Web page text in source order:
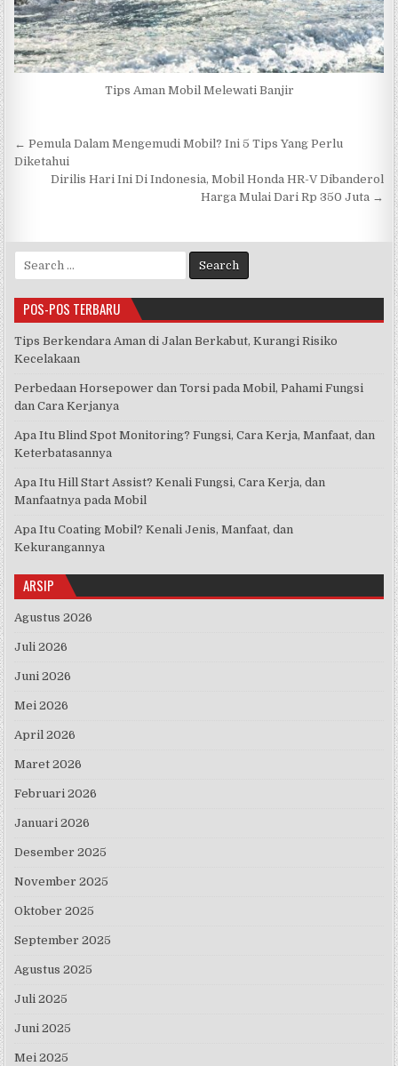
Tips Aman Mobil Melewati Banjir
Navigasi
pos
← Pemula Dalam Mengemudi Mobil? Ini 5 Tips Yang Perlu
Diketahui
Dirilis Hari Ini Di Indonesia, Mobil Honda HR-V Dibanderol
Harga Mulai Dari Rp 350 Juta →
Search
for:
POS-POS TERBARU
Tips Berkendara Aman di Jalan Berkabut, Kurangi Risiko
Kecelakaan
Perbedaan Horsepower dan Torsi pada Mobil, Pahami Fungsi
dan Cara Kerjanya
Apa Itu Blind Spot Monitoring? Fungsi, Cara Kerja, Manfaat, dan
Keterbatasannya
Apa Itu Hill Start Assist? Kenali Fungsi, Cara Kerja, dan
Manfaatnya pada Mobil
Apa Itu Coating Mobil? Kenali Jenis, Manfaat, dan
Kekurangannya
ARSIP
Agustus 2026
Juli 2026
Juni 2026
Mei 2026
April 2026
Maret 2026
Februari 2026
Januari 2026
Desember 2025
November 2025
Oktober 2025
September 2025
Agustus 2025
Juli 2025
Juni 2025
Mei 2025